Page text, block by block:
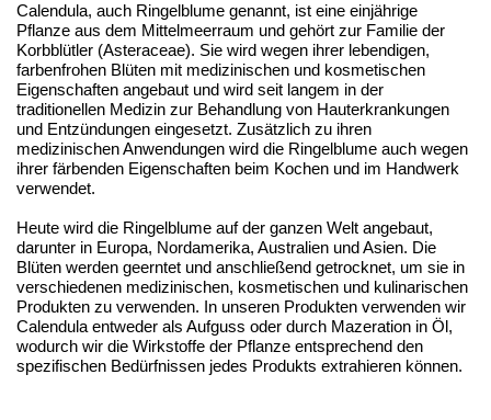
Calendula, auch Ringelblume genannt, ist eine einjährige
Pflanze aus dem Mittelmeerraum und gehört zur Familie der
Korbblütler (Asteraceae). Sie wird wegen ihrer lebendigen,
farbenfrohen Blüten mit medizinischen und kosmetischen
Eigenschaften angebaut und wird seit langem in der
traditionellen Medizin zur Behandlung von Hauterkrankungen
und Entzündungen eingesetzt. Zusätzlich zu ihren
medizinischen Anwendungen wird die Ringelblume auch wegen
ihrer färbenden Eigenschaften beim Kochen und im Handwerk
verwendet.
Heute wird die Ringelblume auf der ganzen Welt angebaut,
darunter in Europa, Nordamerika, Australien und Asien. Die
Blüten werden geerntet und anschließend getrocknet, um sie in
verschiedenen medizinischen, kosmetischen und kulinarischen
Produkten zu verwenden. In unseren Produkten verwenden wir
Calendula entweder als Aufguss oder durch Mazeration in Öl,
wodurch wir die Wirkstoffe der Pflanze entsprechend den
spezifischen Bedürfnissen jedes Produkts extrahieren können.